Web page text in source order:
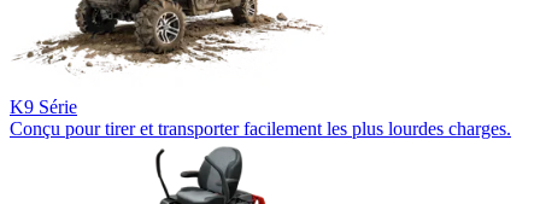
K9 Série
Conçu pour tirer et transporter facilement les plus lourdes charges.